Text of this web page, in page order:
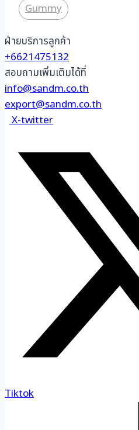
Gummy
ฝ่ายบริการลูกค้า
+6621475132
สอบถามเพิ่มเติมได้ที่
info@sandm.co.th
export@sandm.co.th
X-twitter
Tiktok